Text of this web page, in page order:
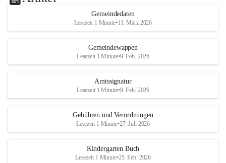
Gemeindedaten
Lesezeit 1 Minute•11. März 2026
Gemeindewappen
Lesezeit 1 Minute•9. Feb. 2026
Amtssignatur
Lesezeit 1 Minute•9. Feb. 2026
Gebühren und Verordnungen
Lesezeit 1 Minute•27. Juli 2026
Kindergarten Buch
Lesezeit 1 Minute•25. Feb. 2026